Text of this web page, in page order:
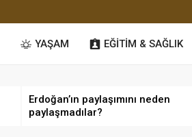
YAŞAM EĞİTİM & SAĞLIK
Erdoğan’ın paylaşımını neden
paylaşmadılar?